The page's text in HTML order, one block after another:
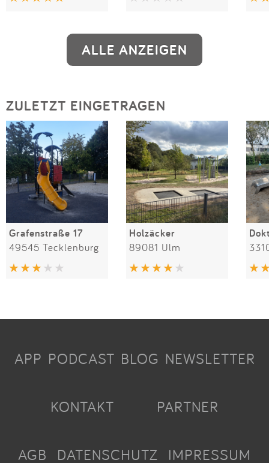
ALLE ANZEIGEN
ZULETZT EINGETRAGEN
Grafenstraße 17
49545 Tecklenburg
Holzäcker
89081 Ulm
APP PODCAST BLOG NEWSLETTER
KONTAKT PARTNER
AGB DATENSCHUTZ IMPRESSUM